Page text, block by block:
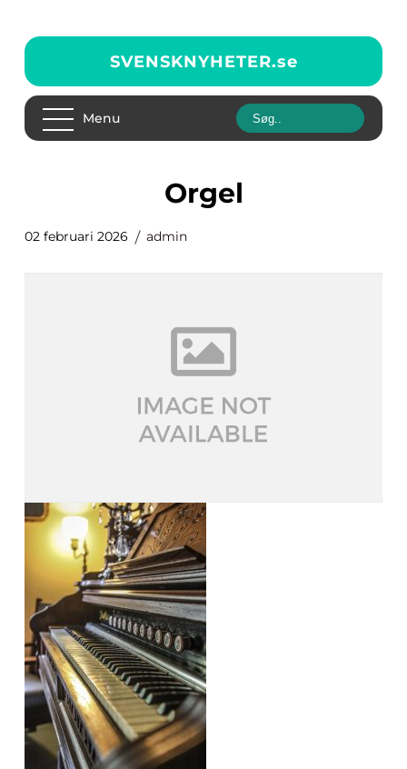
SVENSKNYHETER.se
Menu
Orgel
02 februari 2026 admin